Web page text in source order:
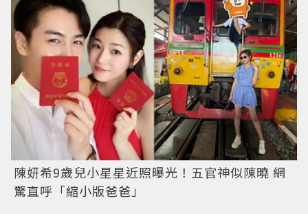
陳妍希9歲兒小星星近照曝光！五官神似陳曉 網
驚直呼「縮小版爸爸」